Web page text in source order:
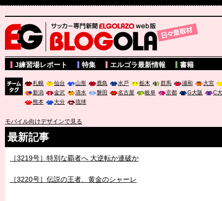
サッカー専門新聞ELGOLAZO web版 BLOGOLA
J練習場レポート 特集 エルゴラ最新情報 書籍
札幌 仙台 山形 鹿島 水戸 栃木 群馬 浦和
大宮
新潟
金沢 清水 磐田 名古屋 岐阜 京都 G大阪
C
熊本
大分 琉球
モバイル向けデザインで見る
最新記事